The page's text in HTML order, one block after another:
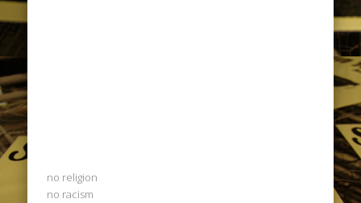
no religion
no racism